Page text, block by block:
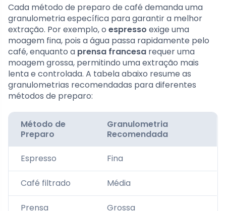
Cada método de preparo de café demanda uma
granulometria específica para garantir a melhor
extração. Por exemplo, o espresso exige uma
moagem fina, pois a água passa rapidamente pelo
café, enquanto a prensa francesa requer uma
moagem grossa, permitindo uma extração mais
lenta e controlada. A tabela abaixo resume as
granulometrias recomendadas para diferentes
métodos de preparo:
Método de
Preparo
Granulometria
Recomendada
Espresso Fina
Café filtrado Média
Prensa
Grossa